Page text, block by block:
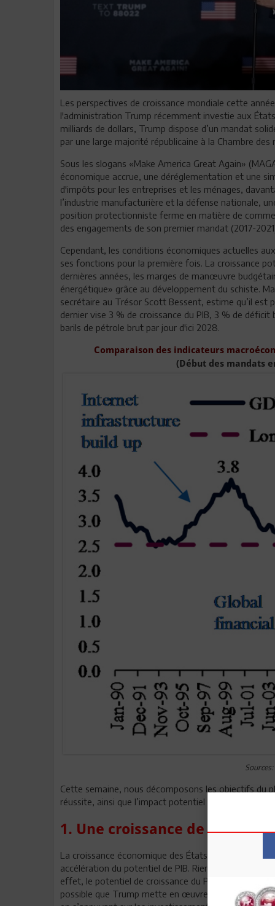
Les perspectives de croissance mondiale cette
l'administration Trump récemment investie aux
milliards de dollars, Trump dispose d’un mandat
par une large majorité républicaine à la Chambre
Sous les slogans «Make America Great Again»
économique accrue, une déréglementation et une
d'impôts pour les entreprises et les ménages,
l’industrie manufacturière et la défense nationale,
position protectionniste ferme en matière de
des engagements de son premier mandat (2017-
Cependant, les conditions économiques actuelles
ses fonctions pour la première fois. La croissance
dernières années, les marges de manœuvre
énergétique» grâce au développement du schiste.
secrétaire au Trésor Scott Bessent, estime qu’il est
dernier vise 3 % de croissance du PIB, 3 % de
barils de pétrole brut par jour d'ici 2028.
Comparaison des indicateurs
(Début des mandats
Cette semaine, nous décomposons les objectifs du
réussite, ainsi que l’impact potentiel des mesures
1. Une croissance de 3 % du
La croissance économique des États-Unis a déjà
accélération du potentiel de PIB. Rien ne permet de
effet, le potentiel de croissance du PIB s’établit déjà
possible que Trump mette en œuvre un programme